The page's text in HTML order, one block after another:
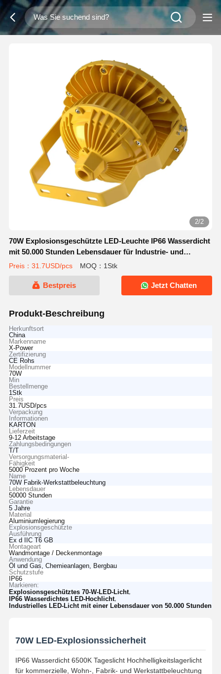
2/2
70W Explosionsgeschützte LED-Leuchte IP66 Wasserdicht
mit 50.000 Stunden Lebensdauer für Industrie- und
Gefahrenbereiche
Preis：31.7USD/pcs MOQ：1Stk
Bestpreis Jetzt Chatten
Produkt-Beschreibung
Herkunftsort
China
Markenname
X-Power
Zertifizierung
CE Rohs
Modellnummer
70W
Min
Bestellmenge
1Stk
Preis
31.7USD/pcs
Verpackung
Informationen
KARTON
Lieferzeit
9-12 Arbeitstage
Zahlungsbedingungen
T/T
Versorgungsmaterial-
Fähigkeit
5000 Prozent pro Woche
Name
70W Fabrik-Werkstattbeleuchtung
Lebensdauer
50000 Stunden
Garantie
5 Jahre
Material
Aluminiumlegierung
Explosionsgeschützte
Ausführung
Ex d IIC T6 GB
Montageart
Wandmontage / Deckenmontage
Anwendung
Öl und Gas, Chemieanlagen, Bergbau
Schutzstufe
IP66
Markieren:
Explosionsgeschütztes 70-W-LED-Licht,
IP66 Wasserdichtes LED-Hochlicht,
Industrielles LED-Licht mit einer Lebensdauer von 50.000 Stunden
70W LED-Explosionssicherheit
IP66 Wasserdicht 6500K Tageslicht Hochhelligkeitslagerlicht
für kommerzielle, Wohn-, Fabrik- und Werkstattbeleuchtung